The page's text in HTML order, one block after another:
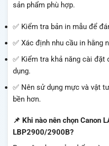
sản phẩm phù hợp.
✅ Kiểm tra bản in mẫu để
✅ Xác định nhu cầu in hằng
✅ Kiểm tra khả năng cài
dụng.
✅ Nên sử dụng mực và vật
bền hơn.
📌 Khi nào nên chọn Canon
LBP2900/2900B?